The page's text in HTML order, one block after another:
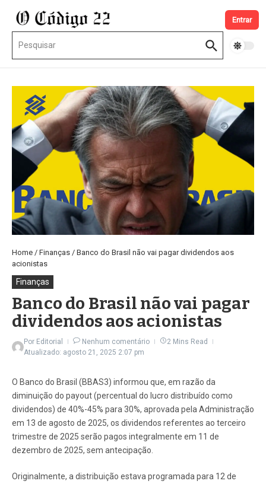
Entrar
Home / Finanças / Banco do Brasil não vai pagar dividendos aos
acionistas
Finanças
Banco do Brasil não vai pagar
dividendos aos acionistas
Por Editorial Nenhum comentário
2 Mins Read
Atualizado: agosto 21, 2025 2:07 pm
O Banco do Brasil (BBAS3) informou que, em razão da
diminuição do payout (percentual do lucro distribuído como
dividendos) de 40%-45% para 30%, aprovada pela Administração
em 13 de agosto de 2025, os dividendos referentes ao terceiro
trimestre de 2025 serão pagos integralmente em 11 de
dezembro de 2025, sem antecipação.
Originalmente, a distribuição estava programada para 12 de